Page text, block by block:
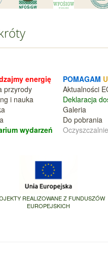
energię
przyrody
i nauka
wydarzeń
POMAGAM
Aktualności
Deklaracja
Galeria
Do pobrania
REALIZOWANE Z FUNDUSZÓW
EUROPEJSKICH